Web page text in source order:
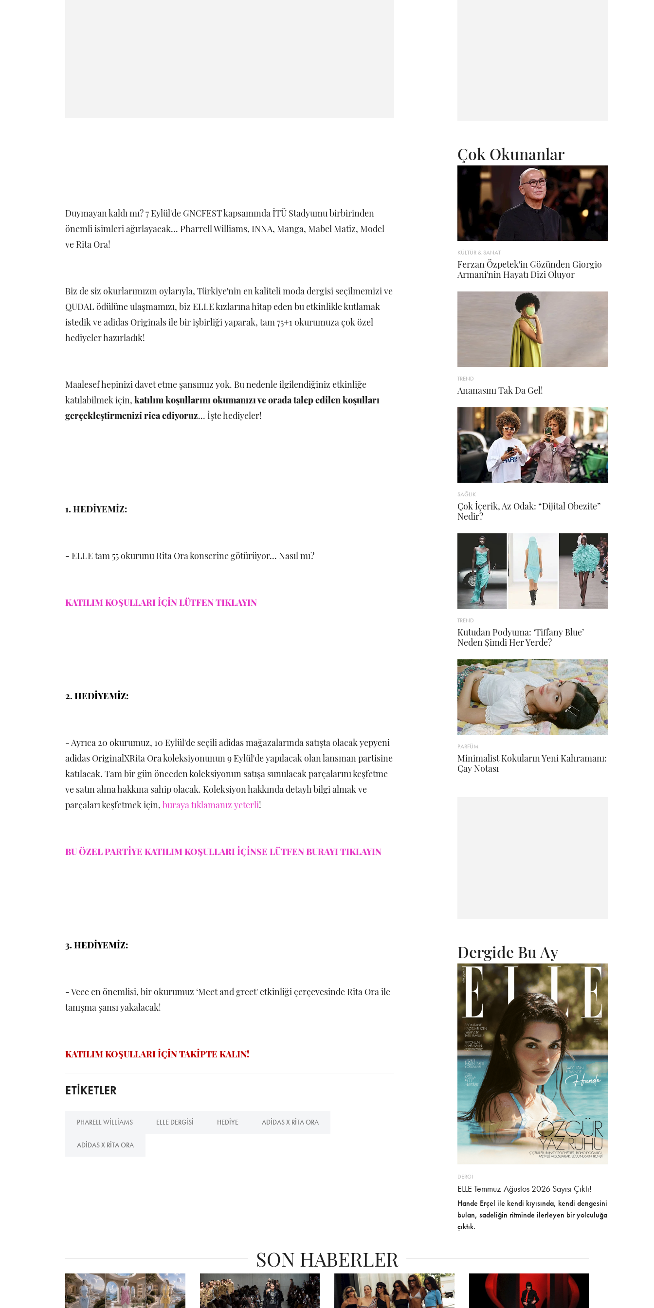
Duymayan kaldı mı? 7 Eylül'de GNCFEST kapsamında İTÜ Stadyumu birbirinden
önemli isimleri ağırlayacak... Pharrell Williams, INNA, Manga, Mabel Matiz, Model
ve Rita Ora!
Biz de siz okurlarımızın oylarıyla, Türkiye'nin en kaliteli moda dergisi seçilmemizi ve
QUDAL ödülüne ulaşmamızı, biz ELLE kızlarına hitap eden bu etkinlikle kutlamak
istedik ve adidas Originals ile bir işbirliği yaparak, tam 75+1 okurumuza çok özel
hediyeler hazırladık!
Maalesef hepinizi davet etme şansımız yok. Bu nedenle ilgilendiğiniz etkinliğe
katılabilmek için, katılım koşullarını okumanızı ve orada talep edilen koşulları
gerçekleştirmenizi rica ediyoruz... İşte hediyeler!
1. HEDİYEMİZ:
- ELLE tam 55 okurunu Rita Ora konserine götürüyor... Nasıl mı?
KATILIM KOŞULLARI İÇİN LÜTFEN TIKLAYIN
2. HEDİYEMİZ:
- Ayrıca 20 okurumuz, 10 Eylül'de seçili adidas mağazalarında satışta olacak yepyeni
adidas OriginalXRita Ora koleksiyonunun 9 Eylül'de yapılacak olan lansman partisine
katılacak. Tam bir gün önceden koleksiyonun satışa sunulacak parçalarını keşfetme
ve satın alma hakkına sahip olacak. Koleksiyon hakkında detaylı bilgi almak ve
parçaları keşfetmek için, buraya tıklamanız yeterli!
BU ÖZEL PARTİYE KATILIM KOŞULLARI İÇİNSE LÜTFEN BURAYI TIKLAYIN
3. HEDİYEMİZ:
- Veee en önemlisi, bir okurumuz ‘Meet and greet' etkinliği çerçevesinde Rita Ora ile
tanışma şansı yakalacak!
KATILIM KOŞULLARI İÇİN TAKİPTE KALIN!
ETİKETLER
PHARELL WILLIAMS ELLE DERGISI HEDIYE ADIDAS X RITA ORA
ADIDAS X RITA ORA
Çok Okunanlar
KÜLTÜR & SANAT
Ferzan Özpetek'in Gözünden Giorgio
Armani'nin Hayatı Dizi Oluyor
TREND
Ananasını Tak Da Gel!
SAĞLIK
Çok İçerik, Az Odak: “Dijital Obezite”
Nedir?
TREND
Kutudan Podyuma: ‘Tiffany Blue’
Neden Şimdi Her Yerde?
PARFÜM
Minimalist Kokuların Yeni Kahramanı:
Çay Notası
Dergide Bu Ay
DERGİ
ELLE Temmuz-Ağustos 2026 Sayısı Çıktı!
Hande Erçel ile kendi kıyısında, kendi dengesini
bulan, sadeliğin ritminde ilerleyen bir yolculuğa
çıktık.
SON HABERLER